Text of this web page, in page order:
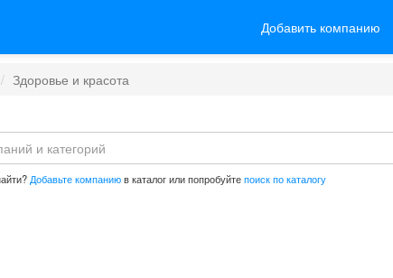
Добавить компанию
Здоровье и красота
Добавьте компаниюв каталог или попробуйтепоиск по каталогу